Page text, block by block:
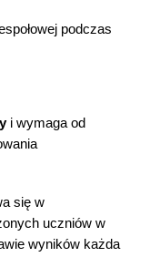
podczas
i wymaga od
się w
uczniów w
wyników każda